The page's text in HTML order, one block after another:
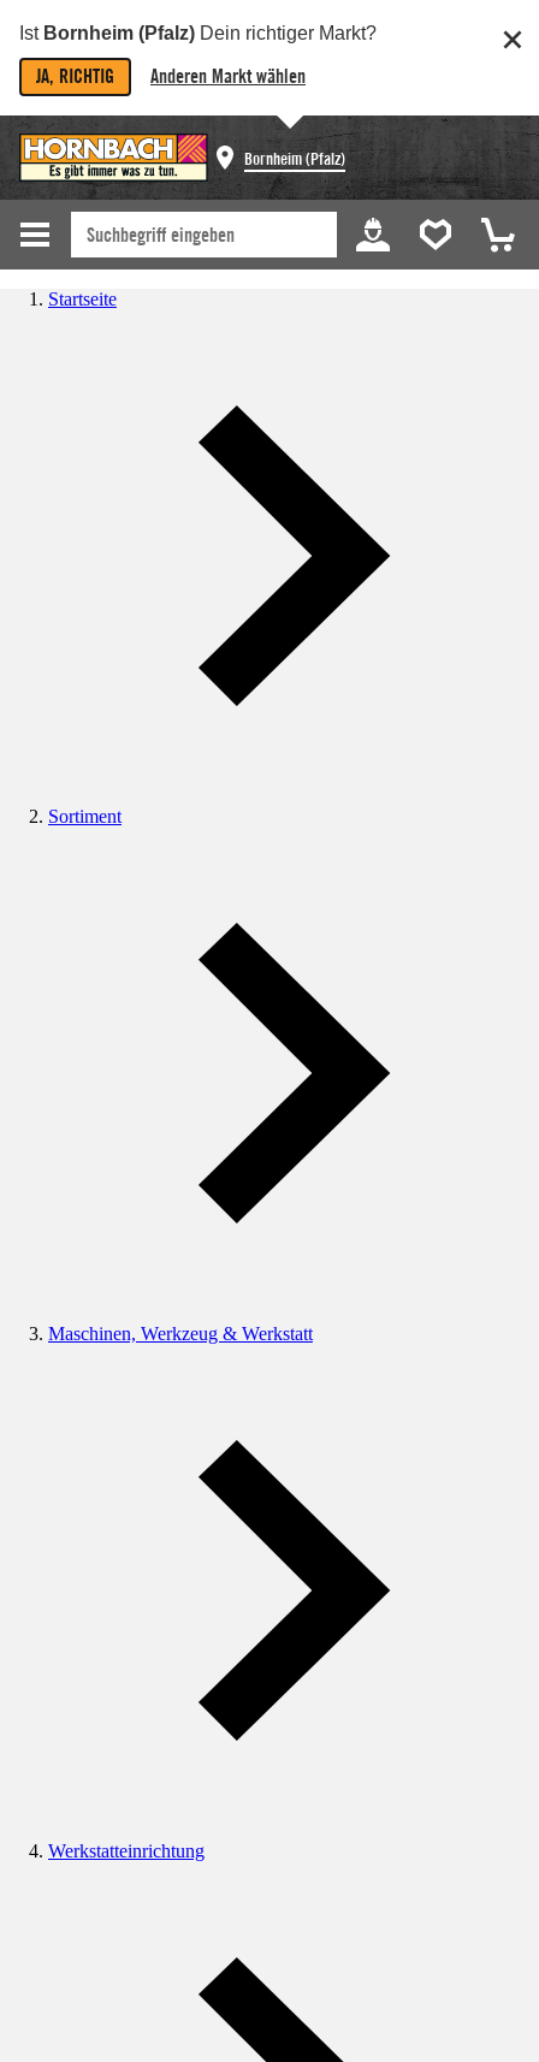
Ist Bornheim (Pfalz) Dein richtiger Markt?
JA, RICHTIG Anderen Markt wählen
Bornheim (Pfalz)
Startseite
Sortiment
Maschinen, Werkzeug & Werkstatt
Werkstatteinrichtung